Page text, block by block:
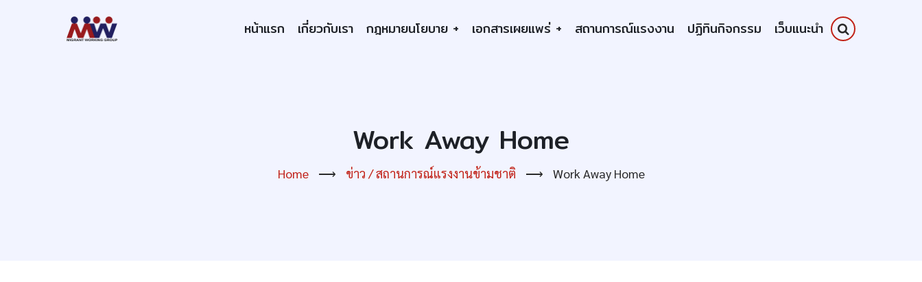
Main
หน้าแรก เกี่ยวกับเรา กฎหมายนโยบาย + เอกสารเผยแพร่ + สถานการณ์แรงงาน ปฏิทินกิจกรรม เว็บแนะนำ
Work Away Home
Home ⟶ ข่าว / สถานการณ์แรงงานข้ามชาติ ⟶ Work Away Home